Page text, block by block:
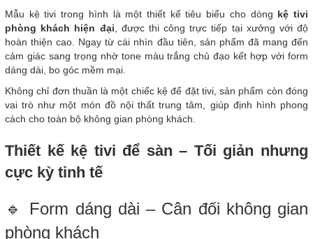
Mẫu kệ tivi trong hình là một thiết kế tiêu biểu cho dòng kệ tivi
phòng khách hiện đại, được thi công trực tiếp tại xưởng với độ
hoàn thiện cao. Ngay từ cái nhìn đầu tiên, sản phẩm đã mang đến
cảm giác sang trọng nhờ tone màu trắng chủ đạo kết hợp với form
dáng dài, bo góc mềm mại.
Không chỉ đơn thuần là một chiếc kệ để đặt tivi, sản phẩm còn đóng
vai trò như một món đồ nội thất trung tâm, giúp định hình phong
cách cho toàn bộ không gian phòng khách.
Thiết kế kệ tivi để sàn – Tối giản nhưng
cực kỳ tinh tế
🔹 Form dáng dài – Cân đối không gian
phòng khách